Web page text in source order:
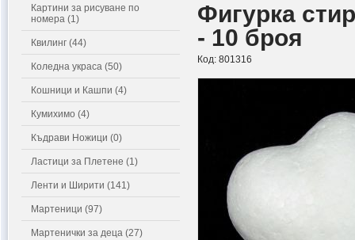
Картини за рисуване по
номера (1)
Квилинг (44)
Коледна украса (50)
Кошници и Кашпи (4)
Кумихимо (4)
Къдрави Ножици (0)
Ластици за Плетене (1)
Ленти и Ширити (141)
Мартеници (97)
Мартенички за деца (27)
Фигурка
- 10 броя
Код: 801316